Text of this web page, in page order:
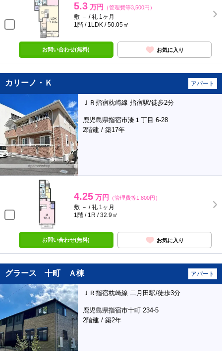
5.3 万円 （管理費等3,500円）
敷 － / 礼 1ヶ月
1階 / 1LDK / 50.05㎡
お問い合わせ(無料) お気に入り
カリーノ・Ｋ アパート
ＪＲ指宿枕崎線 指宿駅/徒歩2分
鹿児島県指宿市湊１丁目 6-28
2階建 / 築17年
4.25 万円 （管理費等1,800円）
敷 － / 礼 1ヶ月
1階 / 1R / 32.9㎡
お問い合わせ(無料) お気に入り
グラース 十町 Ａ棟 アパート
ＪＲ指宿枕崎線 二月田駅/徒歩3分
鹿児島県指宿市十町 234-5
2階建 / 築2年